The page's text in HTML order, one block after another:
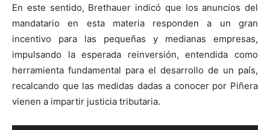
En este sentido, Brethauer indicó que los anuncios del
mandatario en esta materia responden a un gran
incentivo para las pequeñas y medianas empresas,
impulsando la esperada reinversión, entendida como
herramienta fundamental para el desarrollo de un país,
recalcando que las medidas dadas a conocer por Piñera
vienen a impartir justicia tributaria.